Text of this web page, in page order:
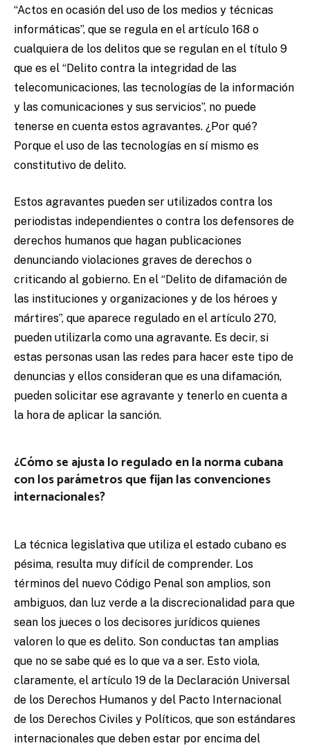
“Actos en ocasión del uso de los medios y técnicas
informáticas”, que se regula en el artículo 168 o
cualquiera de los delitos que se regulan en el título 9
que es el “Delito contra la integridad de las
telecomunicaciones, las tecnologías de la información
y las comunicaciones y sus servicios”, no puede
tenerse en cuenta estos agravantes. ¿Por qué?
Porque el uso de las tecnologías en sí mismo es
constitutivo de delito.
Estos agravantes pueden ser utilizados contra los
periodistas independientes o contra los defensores de
derechos humanos que hagan publicaciones
denunciando violaciones graves de derechos o
criticando al gobierno. En el “Delito de difamación de
las instituciones y organizaciones y de los héroes y
mártires”, que aparece regulado en el artículo 270,
pueden utilizarla como una agravante. Es decir, si
estas personas usan las redes para hacer este tipo de
denuncias y ellos consideran que es una difamación,
pueden solicitar ese agravante y tenerlo en cuenta a
la hora de aplicar la sanción.
¿Cómo se ajusta lo regulado en la norma cubana
con los parámetros que fijan las convenciones
internacionales?
La técnica legislativa que utiliza el estado cubano es
pésima, resulta muy difícil de comprender. Los
términos del nuevo Código Penal son amplios, son
ambiguos, dan luz verde a la discrecionalidad para que
sean los jueces o los decisores jurídicos quienes
valoren lo que es delito. Son conductas tan amplias
que no se sabe qué es lo que va a ser. Esto viola,
claramente, el artículo 19 de la Declaración Universal
de los Derechos Humanos y del Pacto Internacional
de los Derechos Civiles y Políticos, que son estándares
internacionales que deben estar por encima del